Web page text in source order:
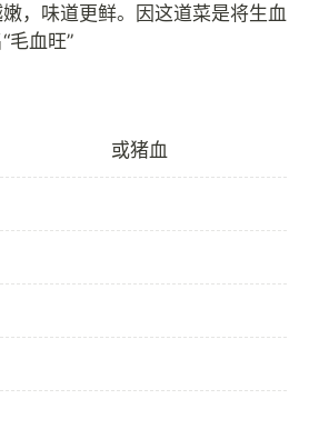
，味道更鲜。因这道菜是将生血
或猪血